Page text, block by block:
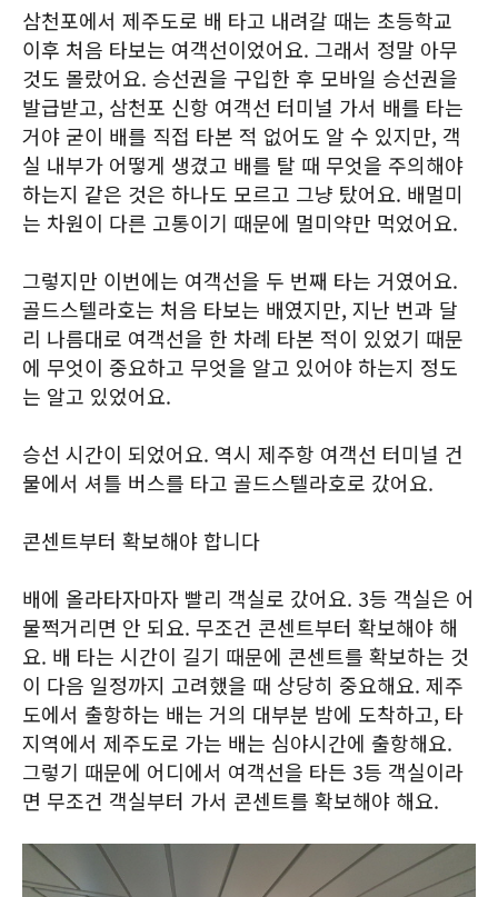
삼천포에서 제주도로 배 타고 내려갈 때는 초등학교
이후 처음 타보는 여객선이었어요. 그래서 정말 아무
것도 몰랐어요. 승선권을 구입한 후 모바일 승선권을
발급받고, 삼천포 신항 여객선 터미널 가서 배를 타는
거야 굳이 배를 직접 타본 적 없어도 알 수 있지만, 객
실 내부가 어떻게 생겼고 배를 탈 때 무엇을 주의해야
하는지 같은 것은 하나도 모르고 그냥 탔어요. 배멀미
는 차원이 다른 고통이기 때문에 멀미약만 먹었어요.
그렇지만 이번에는 여객선을 두 번째 타는 거였어요.
골드스텔라호는 처음 타보는 배였지만, 지난 번과 달
리 나름대로 여객선을 한 차례 타본 적이 있었기 때문
에 무엇이 중요하고 무엇을 알고 있어야 하는지 정도
는 알고 있었어요.
승선 시간이 되었어요. 역시 제주항 여객선 터미널 건
물에서 셔틀 버스를 타고 골드스텔라호로 갔어요.
콘센트부터 확보해야 합니다
배에 올라타자마자 빨리 객실로 갔어요. 3등 객실은 어
물쩍거리면 안 되요. 무조건 콘센트부터 확보해야 해
요. 배 타는 시간이 길기 때문에 콘센트를 확보하는 것
이 다음 일정까지 고려했을 때 상당히 중요해요. 제주
도에서 출항하는 배는 거의 대부분 밤에 도착하고, 타
지역에서 제주도로 가는 배는 심야시간에 출항해요.
그렇기 때문에 어디에서 여객선을 타든 3등 객실이라
면 무조건 객실부터 가서 콘센트를 확보해야 해요.